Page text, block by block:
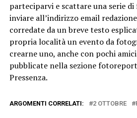
parteciparvi e scattare una serie
inviare all’indirizzo email
corredate da un breve testo
propria località un evento da
crearne uno, anche con pochi
pubblicate nella sezione
Pressenza.
ARGOMENTI CORRELATI: 2 OTTOBRE